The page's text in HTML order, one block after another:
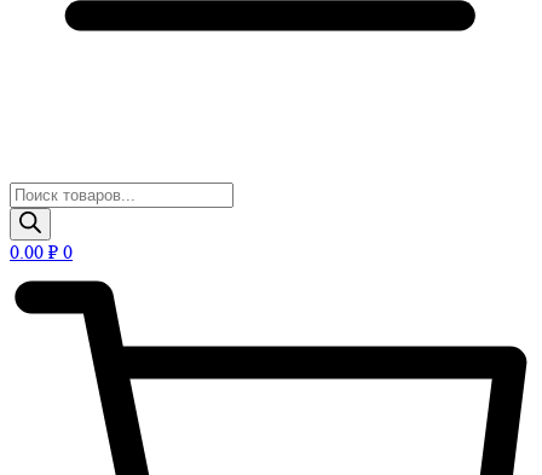
Поиск
товаров
0.00 ₽ 0